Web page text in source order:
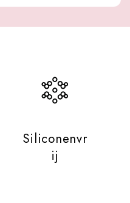
Siliconenvr
ij